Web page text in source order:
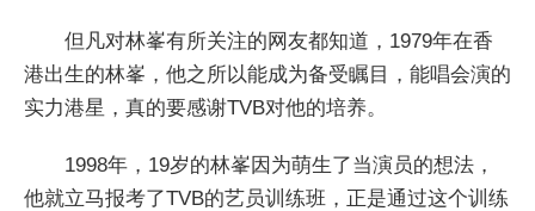
但凡对林峯有所关注的网友都知道，1979年在香
港出生的林峯，他之所以能成为备受瞩目，能唱会演的
实力港星，真的要感谢TVB对他的培养。
1998年，19岁的林峯因为萌生了当演员的想法，
他就立马报考了TVB的艺员训练班，正是通过这个训练